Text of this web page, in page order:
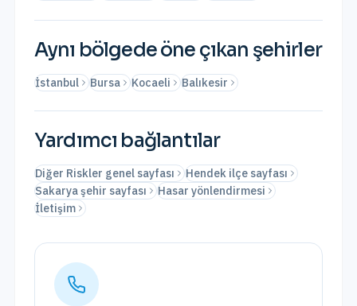
Aynı bölgede öne çıkan şehirler
İstanbul Bursa Kocaeli Balıkesir
Yardımcı bağlantılar
Diğer Riskler genel sayfası
Hendek ilçe sayfası
Sakarya şehir sayfası
Hasar yönlendirmesi
İletişim